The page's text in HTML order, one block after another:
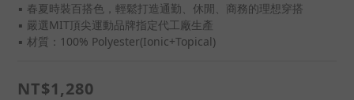
▪ 春夏時裝百搭色，輕鬆打造通勤、休閒、商務的理想穿搭
▪ 嚴選MIT頂尖運動品牌指定代工廠生產
▪ 材質：100% Polyester(Ionic+Topical)
NT$1,280